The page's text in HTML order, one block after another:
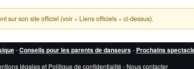
sur son site officiel (voir « Liens officiels » ci-dessus).
-Conseils pour les parents de danseurs- Prochains
légales et Politique de confidentialité - Nous contacter